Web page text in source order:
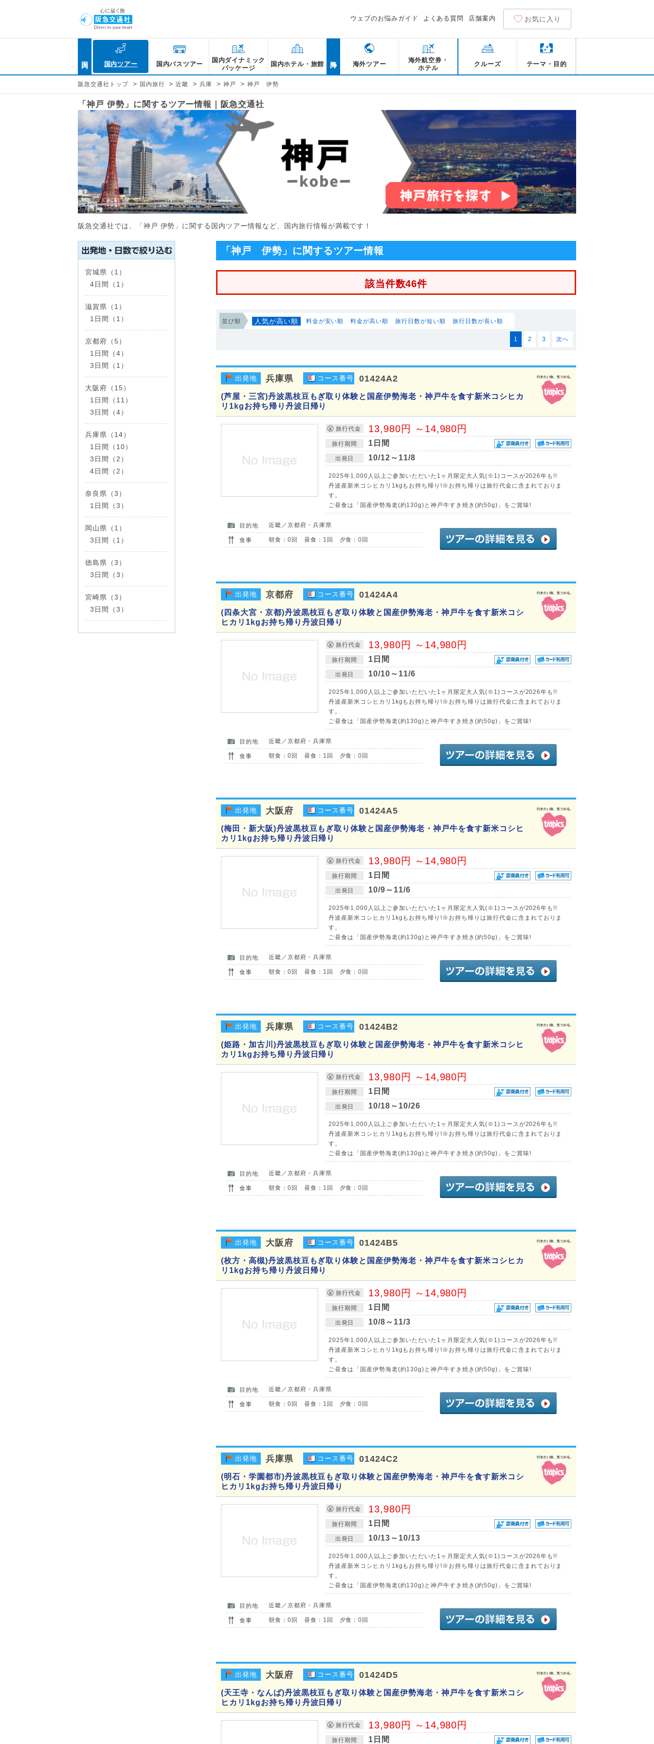
ウェブのお悩みガイド よくある質問 店舗案内 お気に入り
国内ツアー 国内バスツアー
国内ダイナミック
パッケージ
国内ホテル・旅館 海外ツアー
海外航空券・
ホテル
クルーズ テーマ・目的
阪急交通社トップ > 国内旅行 > 近畿 > 兵庫 > 神戸 > 神戸 伊勢
「神戸 伊勢」に関するツアー情報｜阪急交通社
阪急交通社では、「神戸 伊勢」に関する国内ツアー情報など、国内旅行情報が満載です！
「神戸 伊勢」に関するツアー情報
該当件数46件
並び順 人気が高い順 料金が安い順 料金が高い順 旅行日数が短い順 旅行日数が長い順
1 2 3 次へ
出発地 兵庫県 コース番号 01424A2
(芦屋・三宮)丹波黒枝豆もぎ取り体験と国産伊勢海老・神戸牛を食す新米コシヒカ
リ1kgお持ち帰り丹波日帰り
旅行代金 13,980円 ～14,980円
旅行期間 1日間
出発日 10/12～11/8
2025年1,000人以上ご参加いただいた1ヶ月限定大人気(※1)コースが2026年も!!
丹波産新米コシヒカリ1kgもお持ち帰り!※お持ち帰りは旅行代金に含まれておりま
す。
ご昼食は「国産伊勢海老(約130g)と神戸牛すき焼き(約50g)」をご賞味!
目的地 近畿／京都府・兵庫県
食事 朝食：0回 昼食：1回 夕食：0回
出発地 京都府 コース番号 01424A4
(四条大宮・京都)丹波黒枝豆もぎ取り体験と国産伊勢海老・神戸牛を食す新米コシ
ヒカリ1kgお持ち帰り丹波日帰り
旅行代金 13,980円 ～14,980円
旅行期間 1日間
出発日 10/10～11/6
2025年1,000人以上ご参加いただいた1ヶ月限定大人気(※1)コースが2026年も!!
丹波産新米コシヒカリ1kgもお持ち帰り!※お持ち帰りは旅行代金に含まれておりま
す。
ご昼食は「国産伊勢海老(約130g)と神戸牛すき焼き(約50g)」をご賞味!
目的地 近畿／京都府・兵庫県
食事 朝食：0回 昼食：1回 夕食：0回
出発地 大阪府 コース番号 01424A5
(梅田・新大阪)丹波黒枝豆もぎ取り体験と国産伊勢海老・神戸牛を食す新米コシヒ
カリ1kgお持ち帰り丹波日帰り
旅行代金 13,980円 ～14,980円
旅行期間 1日間
出発日 10/9～11/6
2025年1,000人以上ご参加いただいた1ヶ月限定大人気(※1)コースが2026年も!!
丹波産新米コシヒカリ1kgもお持ち帰り!※お持ち帰りは旅行代金に含まれておりま
す。
ご昼食は「国産伊勢海老(約130g)と神戸牛すき焼き(約50g)」をご賞味!
目的地 近畿／京都府・兵庫県
食事 朝食：0回 昼食：1回 夕食：0回
出発地 兵庫県 コース番号 01424B2
(姫路・加古川)丹波黒枝豆もぎ取り体験と国産伊勢海老・神戸牛を食す新米コシヒ
カリ1kgお持ち帰り丹波日帰り
旅行代金 13,980円 ～14,980円
旅行期間 1日間
出発日 10/18～10/26
2025年1,000人以上ご参加いただいた1ヶ月限定大人気(※1)コースが2026年も!!
丹波産新米コシヒカリ1kgもお持ち帰り!※お持ち帰りは旅行代金に含まれておりま
す。
ご昼食は「国産伊勢海老(約130g)と神戸牛すき焼き(約50g)」をご賞味!
目的地 近畿／京都府・兵庫県
食事 朝食：0回 昼食：1回 夕食：0回
出発地 大阪府 コース番号 01424B5
(枚方・高槻)丹波黒枝豆もぎ取り体験と国産伊勢海老・神戸牛を食す新米コシヒカ
リ1kgお持ち帰り丹波日帰り
旅行代金 13,980円 ～14,980円
旅行期間 1日間
出発日 10/8～11/3
2025年1,000人以上ご参加いただいた1ヶ月限定大人気(※1)コースが2026年も!!
丹波産新米コシヒカリ1kgもお持ち帰り!※お持ち帰りは旅行代金に含まれておりま
す。
ご昼食は「国産伊勢海老(約130g)と神戸牛すき焼き(約50g)」をご賞味!
目的地 近畿／京都府・兵庫県
食事 朝食：0回 昼食：1回 夕食：0回
出発地 兵庫県 コース番号 01424C2
(明石・学園都市)丹波黒枝豆もぎ取り体験と国産伊勢海老・神戸牛を食す新米コシ
ヒカリ1kgお持ち帰り丹波日帰り
旅行代金 13,980円
旅行期間 1日間
出発日 10/13～10/13
2025年1,000人以上ご参加いただいた1ヶ月限定大人気(※1)コースが2026年も!!
丹波産新米コシヒカリ1kgもお持ち帰り!※お持ち帰りは旅行代金に含まれておりま
す。
ご昼食は「国産伊勢海老(約130g)と神戸牛すき焼き(約50g)」をご賞味!
目的地 近畿／京都府・兵庫県
食事 朝食：0回 昼食：1回 夕食：0回
出発地 大阪府 コース番号 01424D5
(天王寺・なんば)丹波黒枝豆もぎ取り体験と国産伊勢海老・神戸牛を食す新米コシ
ヒカリ1kgお持ち帰り丹波日帰り
旅行代金 13,980円 ～14,980円
旅行期間 1日間
宮城県（1）
4日間（1）
滋賀県（1）
1日間（1）
京都府（5）
1日間（4）
3日間（1）
大阪府（15）
1日間（11）
3日間（4）
兵庫県（14）
1日間（10）
3日間（2）
4日間（2）
奈良県（3）
1日間（3）
岡山県（1）
3日間（1）
徳島県（3）
3日間（3）
宮崎県（3）
3日間（3）